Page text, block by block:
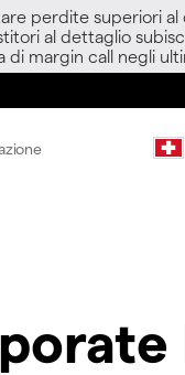
perdite superiori
al dettaglio
margin call negli